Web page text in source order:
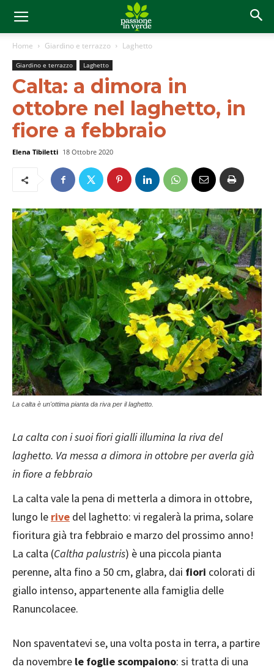
Home Giardino e terrazzo Laghetto
Giardino e terrazzo Laghetto
Calta: a dimora in
ottobre nel laghetto, in
fiore a febbraio
Elena Tibiletti 18 Ottobre 2020
La calta è un'ottima pianta da riva per il laghetto.
La calta con i suoi fiori gialli illumina la riva del
laghetto. Va messa a dimora in ottobre per averla già
in fiore a febbraio
La calta vale la pena di metterla a dimora in ottobre,
lungo le rive del laghetto: vi regalerà la prima, solare
fioritura già tra febbraio e marzo del prossimo anno!
La calta (Caltha palustris) è una piccola pianta
perenne, alta fino a 50 cm, glabra, dai fiori colorati di
giallo intenso, appartenente alla famiglia delle
Ranuncolacee.
Non spaventatevi se, una volta posta in terra, a partire
da novembre le foglie scompaiono: si tratta di una